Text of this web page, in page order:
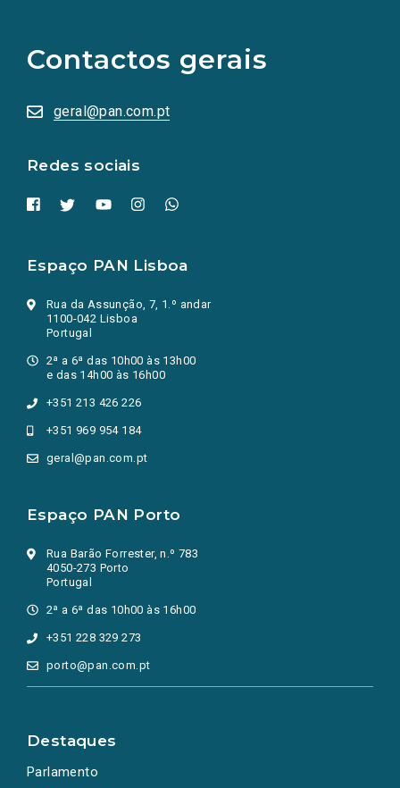
Contactos gerais
geral@pan.com.pt
Redes sociais
redes
sociais
numa
nova
Espaço PAN Lisboa
Rua da Assunção, 7, 1.º andar
1100-042 Lisboa
Portugal
2ª a 6ª das 10h00 às 13h00
e das 14h00 às 16h00
+351 213 426 226
+351 969 954 184
geral@pan.com.pt
Espaço PAN Porto
Rua Barão Forrester, n.º 783
4050-273 Porto
Portugal
2ª a 6ª das 10h00 às 16h00
+351 228 329 273
porto@pan.com.pt
Destaques
Parlamento